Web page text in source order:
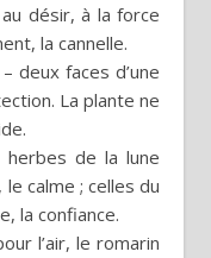
désir, à la force
la cannelle.
– deux faces d’une
La plante ne
herbes de la lune
calme ; celles du
la confiance.
l’air, le romarin